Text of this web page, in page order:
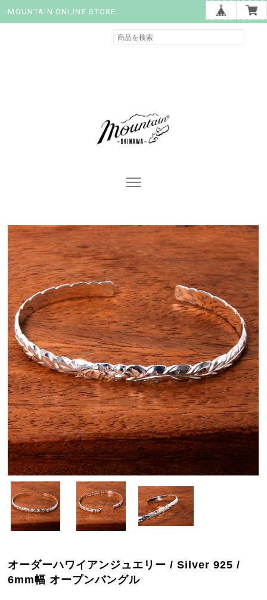
MOUNTAIN ONLINE STORE
オーダーハワイアンジュエリー / Silver 925 /
6mm幅 オープンバングル